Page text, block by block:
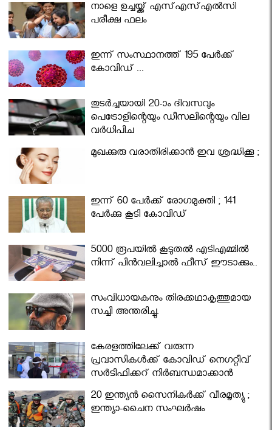
നാളെ ഉച്ചയ്ക്ക് എസ്എസ്എല്‍സി
പരീക്ഷ ഫലം
ഇന്ന് സംസ്ഥാനത്ത് 195 പേര്‍ക്ക്
കോവിഡ് ...
തുടർച്ചയായി 20-ാം ദിവസവും
പെട്രോളിന്റെയും ഡീസലിന്റെയും വില
വര്‍ധിപ്പിച്ചു
മുഖക്കുരു വരാതിരിക്കാന്‍ ഇവ ശ്രദ്ധിക്കൂ ;
ഇന്ന് 60 പേർക്ക് രോഗമുക്തി ; 141
പേര്‍ക്കു കൂടി കോവിഡ്
5000 രൂപയിൽ കൂടുതൽ എടിഎമ്മിൽ
നിന്ന് പിൻവലിച്ചാൽ ഫീസ് ഈടാക്കും..
സംവിധായകനും തിരക്കഥാകൃത്തുമായ
സച്ചി അന്തരിച്ചു.
കേരളത്തിലേക്ക് വരുന്ന
പ്രവാസികള്‍ക്ക് കോവിഡ് നെഗറ്റീവ്
സര്‍ട്ടിഫിക്കറ്റ് നിർബന്ധമാക്കാൻ
മന്ത്രിസഭ
20 ഇന്ത്യൻ സൈനികർക്ക് വീരമൃത്യു ;
ഇന്ത്യാ-ചൈന സംഘർഷം